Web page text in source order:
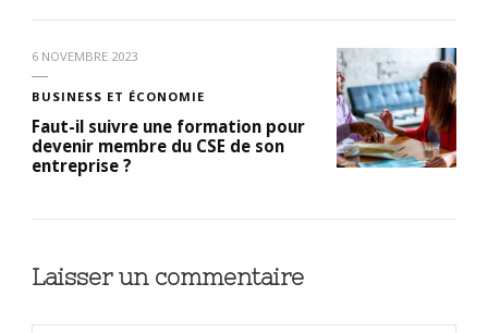
6 NOVEMBRE 2023
BUSINESS ET ÉCONOMIE
Faut-il suivre une formation pour
devenir membre du CSE de son
entreprise ?
Laisser un commentaire